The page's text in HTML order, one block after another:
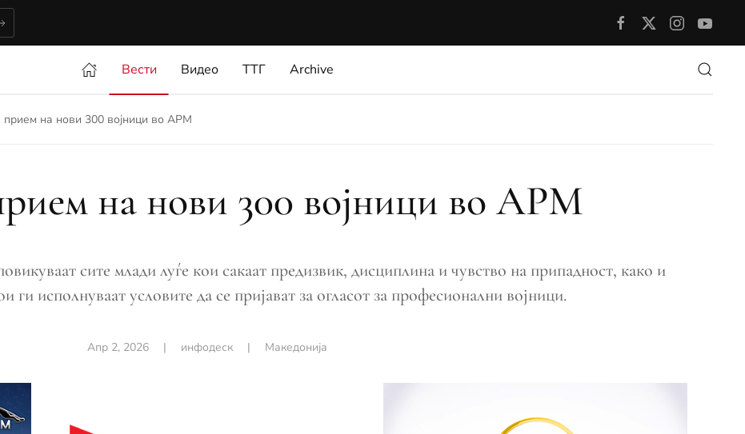
Вести Видео ТТГ Archive
прием на нови 300 војници во АРМ
на нови 300 војници во АРМ
сите млади луѓе кои сакаат предизвик, дисциплина и чувство на припадност, како и
ги исполнуваат условите да се пријават за огласот за професионални војници.
Апр 2, 2026 | инфодеск | Македонија